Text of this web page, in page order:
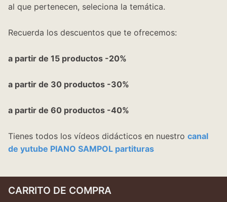
al que pertenecen, seleciona la temática.
Recuerda los descuentos que te ofrecemos:
a partir de 15 productos -20%
a partir de 30 productos -30%
a partir de 60 productos -40%
Tienes todos los vídeos didácticos en nuestro canal
de yutube PIANO SAMPOL partituras
CARRITO DE COMPRA